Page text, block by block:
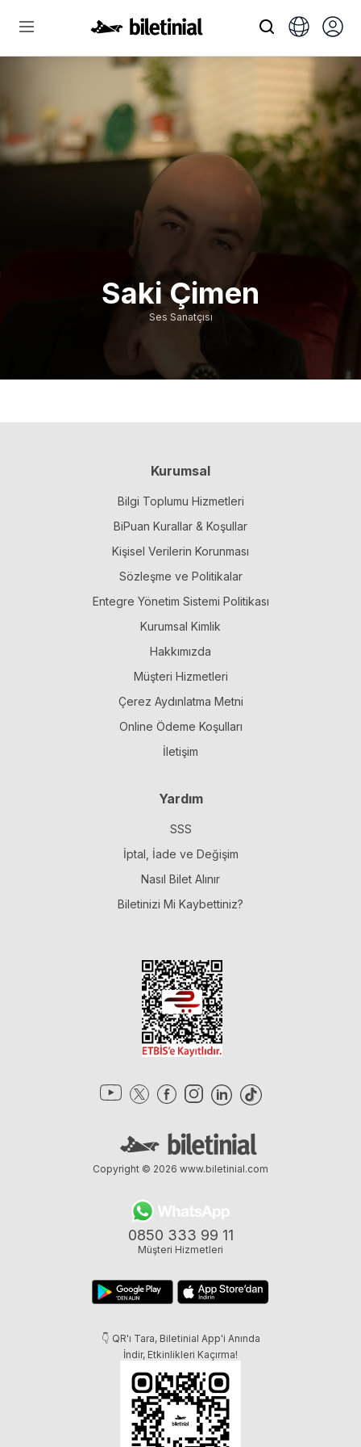
Saki Çimen
Ses Sanatçısı
Kurumsal
Bilgi Toplumu Hizmetleri
BiPuan Kurallar & Koşullar
Kişisel Verilerin Korunması
Sözleşme ve Politikalar
Entegre Yönetim Sistemi Politikası
Kurumsal Kimlik
Hakkımızda
Müşteri Hizmetleri
Çerez Aydınlatma Metni
Online Ödeme Koşulları
İletişim
Yardım
SSS
İptal, İade ve Değişim
Nasıl Bilet Alınır
Biletinizi Mi Kaybettiniz?
0850 333 99 11
Müşteri Hizmetleri
👇 QR'ı Tara, Biletinial App'i Anında
İndir, Etkinlikleri Kaçırma!
Copyright © 2026 www.biletinial.com